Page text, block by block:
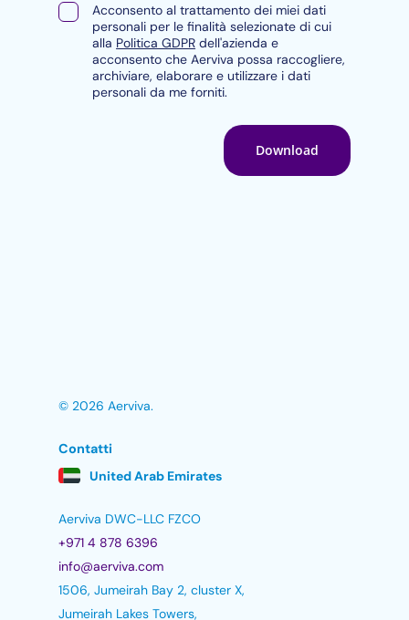
Acconsento al trattamento dei miei dati
personali per le finalità selezionate di cui
alla Politica GDPR dell'azienda e
acconsento che Aerviva possa raccogliere,
archiviare, elaborare e utilizzare i dati
personali da me forniti.
© 2026 Aerviva.
Contatti
United Arab Emirates
Aerviva DWC-LLC FZCO
+971 4 878 6396
info@aerviva.com
1506, Jumeirah Bay 2, cluster X,
Jumeirah Lakes Towers,